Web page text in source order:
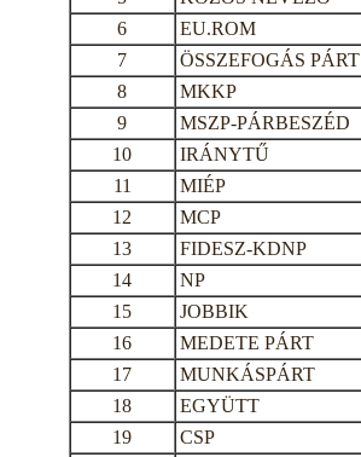
6
EU.ROM
7
ÖSSZEFOGÁS PÁRT
8
MKKP
9
MSZP-PÁRBESZÉD
10
IRÁNYTŰ
11
MIÉP
12
MCP
13
FIDESZ-KDNP
14
NP
15
JOBBIK
16
MEDETE PÁRT
17
MUNKÁSPÁRT
18
EGYÜTT
19
CSP